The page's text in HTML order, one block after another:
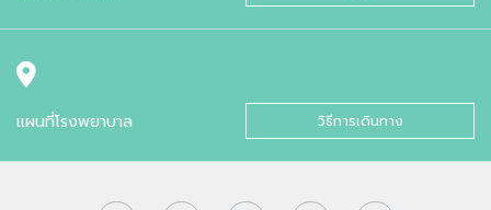
แผนที่โรงพยาบาล วิธีการเดินทาง